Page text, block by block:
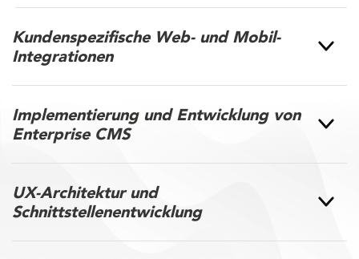
Kundenspezifische Web- und Mobil-
Integrationen
Implementierung und Entwicklung von
Enterprise CMS
UX-Architektur und
Schnittstellenentwicklung